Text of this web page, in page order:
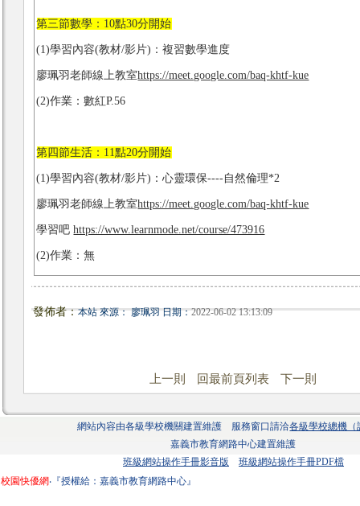
第三節數學：10點30分開始
(1)學習內容(教材/影片)：複習數學進度
廖珮羽老師線上教室https://meet.google.com/baq-khtf-kue
(2)作業：數紅P.56
第四節生活：11點20分開始
(1)學習內容(教材/影片)：心靈環保----自然倫理*2
廖珮羽老師線上教室https://meet.google.com/baq-khtf-kue
學習吧https://www.learnmode.net/course/473916
(2)作業：無
發佈者：本站 來源： 廖珮羽 日期：2022-06-02 13:13:09
上一則 回最前頁列表 下一則
網站內容由各級學校機關建置維護 服務窗口請洽各級學校總機（
嘉義市教育網路中心建置維護
班級網站操作手冊影音版
班級網站操作手冊PDF檔
校園快優網‧『授權給：嘉義市教育網路中心』